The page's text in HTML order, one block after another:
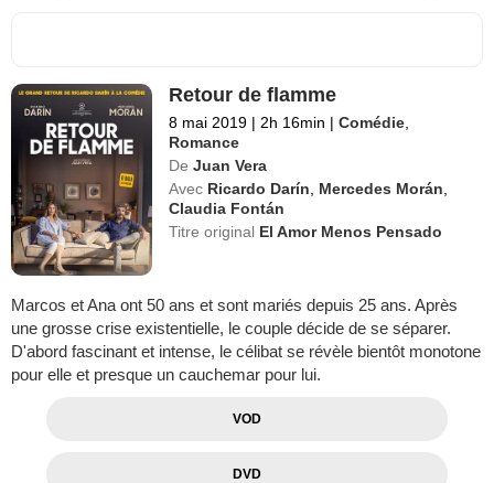
Retour de flamme
8 mai 2019 | 2h 16min | Comédie
Romance
De Juan Vera
Avec Ricardo Darín Mercedes Morán
Claudia Fontán
Titre original El Amor Menos Pensado
Marcos et Ana ont 50 ans et sont mariés depuis 25 ans. Après
une grosse crise existentielle, le couple décide de se séparer.
D'abord fascinant et intense, le célibat se révèle bientôt monotone
pour elle et presque un cauchemar pour lui.
VOD
DVD